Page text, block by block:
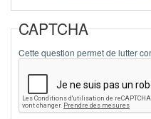
CAPTCHA
Cette question permet de lutter